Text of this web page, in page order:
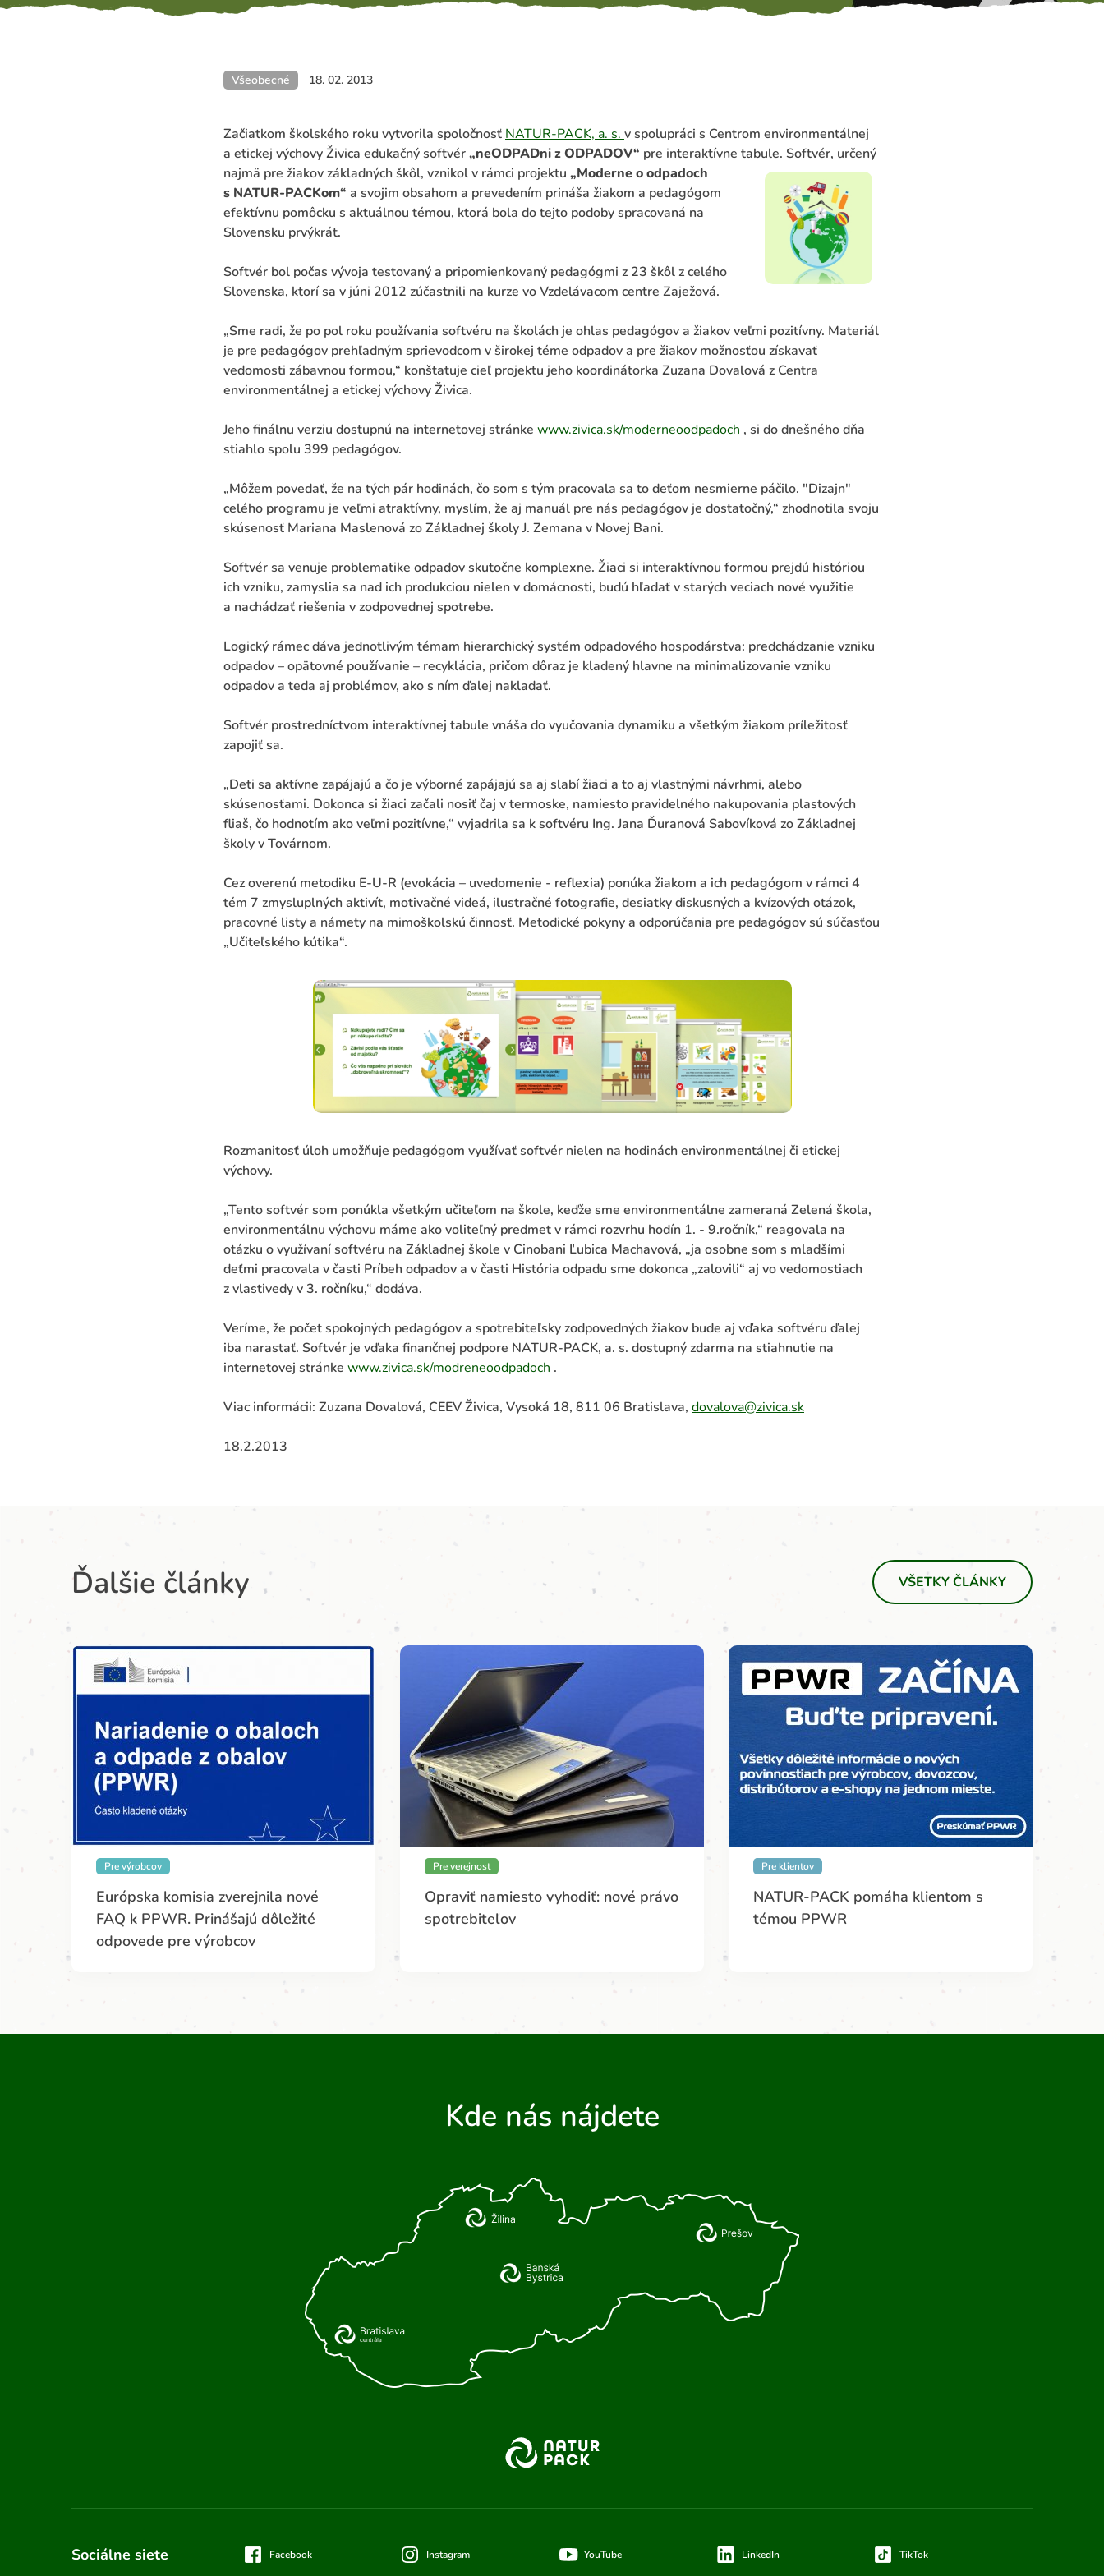
Všeobecné 18. 02. 2013
Začiatkom školského roku vytvorila spoločnosť NATUR-PACK, a. s. v spolupráci s Centrom environmentálnej
a etickej výchovy Živica edukačný softvér„neODPADni z ODPADOV“ pre interaktívne tabule. Softvér, určený
najmä pre žiakov základných škôl, vznikol v rámci projektu „Moderne o odpadoch
s NATUR-PACKom“ a svojim obsahom a prevedením prináša žiakom a pedagógom
efektívnu pomôcku s aktuálnou témou, ktorá bola do tejto podoby spracovaná na
Slovensku prvýkrát.
Softvér bol počas vývoja testovaný a pripomienkovaný pedagógmi z 23 škôl z celého
Slovenska, ktorí sa v júni 2012 zúčastnili na kurze vo Vzdelávacom centre Zaježová.
„Sme radi, že po pol roku používania softvéru na školách je ohlas pedagógov a žiakov veľmi pozitívny. Materiál
je pre pedagógov prehľadným sprievodcom v širokej téme odpadov a pre žiakov možnosťou získavať
vedomosti zábavnou formou,“ konštatuje cieľ projektu jeho koordinátorka Zuzana Dovalová z Centra
environmentálnej a etickej výchovy Živica.
Jeho finálnu verziu dostupnú na internetovej stránke www.zivica.sk/moderneoodpadoch , si do dnešného dňa
stiahlo spolu 399 pedagógov.
„Môžem povedať, že na tých pár hodinách, čo som s tým pracovala sa to deťom nesmierne páčilo. "Dizajn"
celého programu je veľmi atraktívny, myslím, že aj manuál pre nás pedagógov je dostatočný,“ zhodnotila svoju
skúsenosť Mariana Maslenová zo Základnej školy J. Zemana v Novej Bani.
Softvér sa venuje problematike odpadov skutočne komplexne. Žiaci si interaktívnou formou prejdú históriou
ich vzniku, zamyslia sa nad ich produkciou nielen v domácnosti, budú hľadať v starých veciach nové využitie
a nachádzať riešenia v zodpovednej spotrebe.
Logický rámec dáva jednotlivým témam hierarchický systém odpadového hospodárstva: predchádzanie vzniku
odpadov – opätovné používanie – recyklácia, pričom dôraz je kladený hlavne na minimalizovanie vzniku
odpadov a teda aj problémov, ako s ním ďalej nakladať.
Softvér prostredníctvom interaktívnej tabule vnáša do vyučovania dynamiku a všetkým žiakom príležitosť
zapojiť sa.
„Deti sa aktívne zapájajú a čo je výborné zapájajú sa aj slabí žiaci a to aj vlastnými návrhmi, alebo
skúsenosťami. Dokonca si žiaci začali nosiť čaj v termoske, namiesto pravidelného nakupovania plastových
fliaš, čo hodnotím ako veľmi pozitívne,“ vyjadrila sa k softvéru Ing. Jana Ďuranová Sabovíková zo Základnej
školy v Továrnom.
Cez overenú metodiku E-U-R (evokácia – uvedomenie - reflexia) ponúka žiakom a ich pedagógom v rámci 4
tém 7 zmysluplných aktivít, motivačné videá, ilustračné fotografie, desiatky diskusných a kvízových otázok,
pracovné listy a námety na mimoškolskú činnosť. Metodické pokyny a odporúčania pre pedagógov sú súčasťou
„Učiteľského kútika“.
Rozmanitosť úloh umožňuje pedagógom využívať softvér nielen na hodinách environmentálnej či etickej
výchovy.
„Tento softvér som ponúkla všetkým učiteľom na škole, keďže sme environmentálne zameraná Zelená škola,
environmentálnu výchovu máme ako voliteľný predmet v rámci rozvrhu hodín 1. - 9.ročník,“ reagovala na
otázku o využívaní softvéru na Základnej škole v Cinobani Ľubica Machavová, „ja osobne som s mladšími
deťmi pracovala v časti Príbeh odpadov a v časti História odpadu sme dokonca „zalovili“ aj vo vedomostiach
z vlastivedy v 3. ročníku,“ dodáva.
Veríme, že počet spokojných pedagógov a spotrebiteľsky zodpovedných žiakov bude aj vďaka softvéru ďalej
iba narastať. Softvér je vďaka finančnej podpore NATUR-PACK, a. s. dostupný zdarma na stiahnutie na
internetovej stránke www.zivica.sk/modreneoodpadoch .
Viac informácii: Zuzana Dovalová, CEEV Živica, Vysoká 18, 811 06 Bratislava, dovalova@zivica.sk
18.2.2013
Ďalšie články VŠETKY ČLÁNKY
Pre výrobcov
Európska komisia zverejnila nové
FAQ k PPWR. Prinášajú dôležité
odpovede pre výrobcov
Pre verejnosť
Opraviť namiesto vyhodiť: nové právo
spotrebiteľov
Pre klientov
NATUR-PACK pomáha klientom s
témou PPWR
Kde nás nájdete
Sociálne siete Facebook Instagram YouTube LinkedIn TikTok